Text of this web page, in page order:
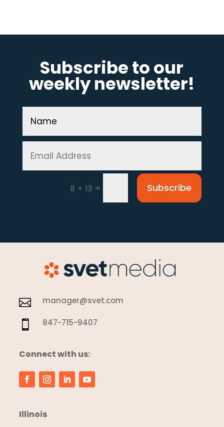
Subscribe to our
weekly newsletter!
8 + 13 = Subscribe
 manager@svet.com
 847-715-9407
Connect with us:
Illinois